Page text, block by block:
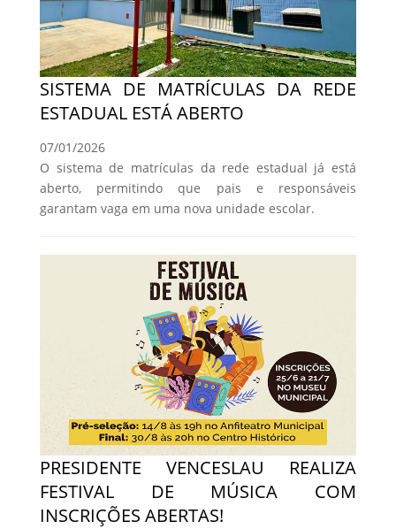
SISTEMA DE MATRÍCULAS DA REDE
ESTADUAL ESTÁ ABERTO
07/01/2026
O sistema de matrículas da rede estadual já está
aberto, permitindo que pais e responsáveis
garantam vaga em uma nova unidade escolar.
PRESIDENTE VENCESLAU REALIZA
FESTIVAL DE MÚSICA COM
INSCRIÇÕES ABERTAS!